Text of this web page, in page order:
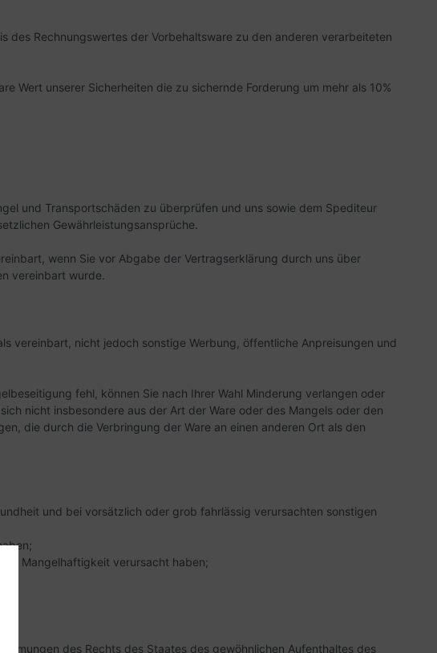
des Rechnungswertes der Vorbehaltsware zu den anderen verarbeiteten
Wert unserer Sicherheiten die zu sichernde Forderung um mehr als 10%
und Transportschäden zu überprüfen und uns sowie dem Spediteur
Gewährleistungsansprüche.
wenn Sie vor Abgabe der Vertragserklärung durch uns über
vereinbart wurde.
vereinbart, nicht jedoch sonstige Werbung, öffentliche Anpreisungen und
fehl, können Sie nach Ihrer Wahl Minderung verlangen oder
nicht insbesondere aus der Art der Ware oder des Mangels oder den
die durch die Verbringung der Ware an einen anderen Ort als den
und bei vorsätzlich oder grob fahrlässig verursachten sonstigen
Mangelhaftigkeit verursacht haben;
des Rechts des Staates des gewöhnlichen Aufenthaltes des